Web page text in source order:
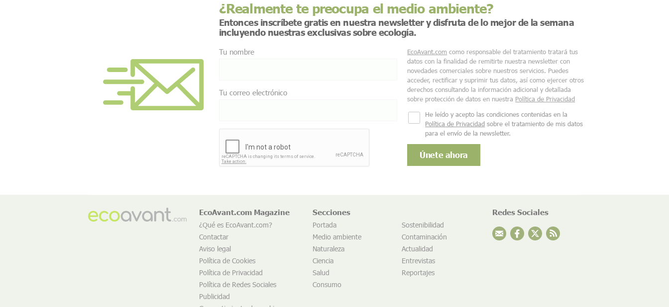
¿Realmente te preocupa el medio ambiente?
Entonces inscríbete gratis en nuestra newsletter y disfruta de lo mejor de la semana
incluyendo nuestras exclusivas sobre ecología.
Tu nombre
Tu correo electrónico
EcoAvant.com como responsable del tratamiento tratará tus
datos con la finalidad de remitirte nuestra newsletter con
novedades comerciales sobre nuestros servicios. Puedes
acceder, rectificar y suprimir tus datos, así como ejercer otros
derechos consultando la información adicional y detallada
sobre protección de datos en nuestra Política de Privacidad
He leído y acepto las condiciones contenidas en la
Política de Privacidad sobre el tratamiento de mis datos
para el envío de la newsletter.
EcoAvant.com Magazine
¿Qué es EcoAvant.com?
Contactar
Aviso legal
Política de Cookies
Política de Privacidad
Política de Redes Sociales
Publicidad
Secciones
Portada
Sostenibilidad
Medio ambiente
Contaminación
Naturaleza
Actualidad
Ciencia
Entrevistas
Salud
Reportajes
Consumo
Redes Sociales